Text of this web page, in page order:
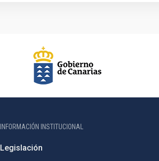
INFORMACIÓN INSTITUCIONAL
Legislación